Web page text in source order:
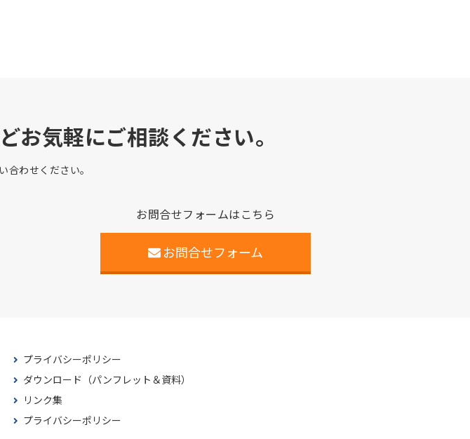
お気軽にご相談ください。
合わせください。
お問合せフォームはこちら
お問合せフォーム
プライバシーポリシー
ダウンロード（パンフレット＆資料）
リンク集
プライバシーポリシー